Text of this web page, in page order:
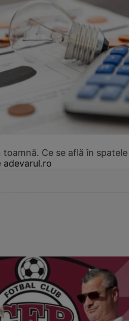
Ce se află în spatele
adevarul.ro